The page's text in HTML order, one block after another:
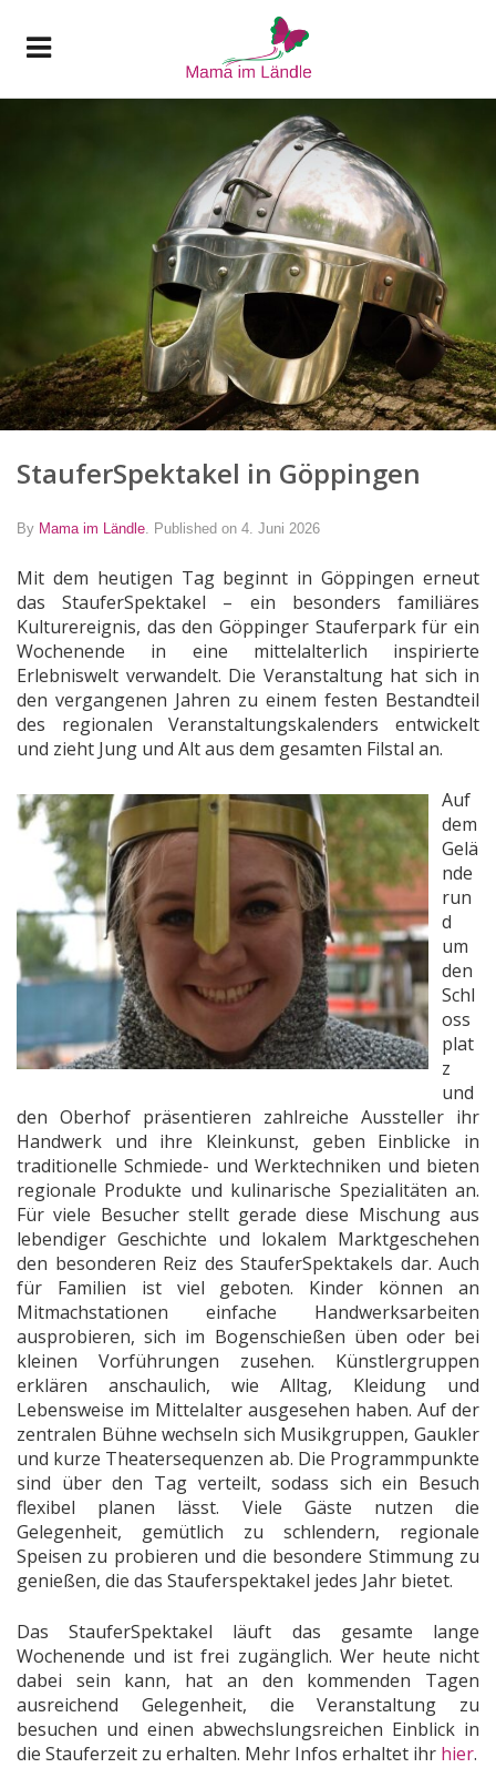
StauferSpektakel in Göppingen
By Mama im Ländle Published on 4. Juni 2026
Mit dem heutigen Tag beginnt in Göppingen erneut
das StauferSpektakel – ein besonders familiäres
Kulturereignis, das den Göppinger Stauferpark für ein
Wochenende in eine mittelalterlich inspirierte
Erlebniswelt verwandelt. Die Veranstaltung hat sich in
den vergangenen Jahren zu einem festen Bestandteil
des regionalen Veranstaltungskalenders entwickelt
und zieht Jung und Alt aus dem gesamten Filstal an.
Auf
dem
Gelä
nde
run
d
um
den
Schl
oss
plat
z
und
den Oberhof präsentieren zahlreiche Aussteller ihr
Handwerk und ihre Kleinkunst, geben Einblicke in
traditionelle Schmiede- und Werktechniken und bieten
regionale Produkte und kulinarische Spezialitäten an.
Für viele Besucher stellt gerade diese Mischung aus
lebendiger Geschichte und lokalem Marktgeschehen
den besonderen Reiz des StauferSpektakels dar. Auch
für Familien ist viel geboten. Kinder können an
Mitmachstationen einfache Handwerksarbeiten
ausprobieren, sich im Bogenschießen üben oder bei
kleinen Vorführungen zusehen. Künstlergruppen
erklären anschaulich, wie Alltag, Kleidung und
Lebensweise im Mittelalter ausgesehen haben. Auf der
zentralen Bühne wechseln sich Musikgruppen, Gaukler
und kurze Theatersequenzen ab. Die Programmpunkte
sind über den Tag verteilt, sodass sich ein Besuch
flexibel planen lässt. Viele Gäste nutzen die
Gelegenheit, gemütlich zu schlendern, regionale
Speisen zu probieren und die besondere Stimmung zu
genießen, die das Stauferspektakel jedes Jahr bietet.
Das StauferSpektakel läuft das gesamte lange
Wochenende und ist frei zugänglich. Wer heute nicht
dabei sein kann, hat an den kommenden Tagen
ausreichend Gelegenheit, die Veranstaltung zu
besuchen und einen abwechslungsreichen Einblick in
die Stauferzeit zu erhalten. Mehr Infos erhaltet ihr hier.